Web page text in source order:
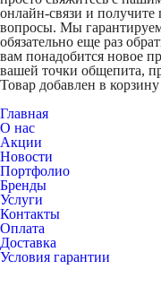
онлайн-связи и получите
вопросы. Мы
обязательно еще раз
вам понадобится новое
вашей точки общепита,
Товар добавлен в корзину
Главная
О нас
Акции
Новости
Портфолио
Бренды
Услуги
Контакты
Оплата
Доставка
Условия гарантии